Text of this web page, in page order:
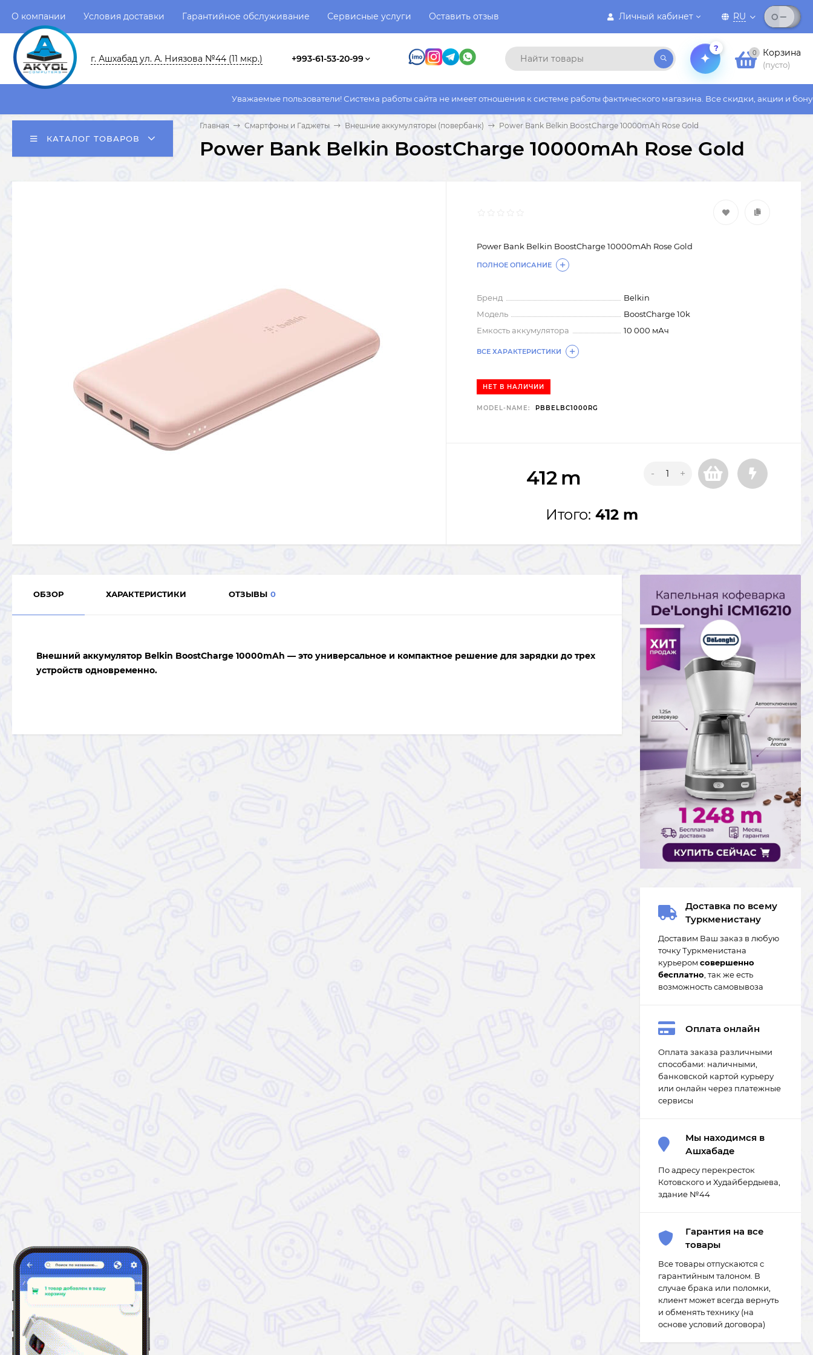
Личный кабинет RU
О компании Условия доставки Гарантийное обслуживание Сервисные услуги Оставить отзыв
г. Ашхабад ул. А. Ниязова №44 (11 мкр.) +993-61-53-20-99
?
0 Корзина
(пусто)
Уважаемые пользователи! Система работы сайта не имеет отношения к системе работы фактического магазина. Все скидки, акции и бонусы
КАТАЛОГ ТОВАРОВ
Главная Смартфоны и Гаджеты Внешние аккумуляторы (повербанк) Power Bank Belkin BoostCharge 10000mAh Rose Gold
Power Bank Belkin BoostCharge 10000mAh Rose Gold
Power Bank Belkin BoostCharge 10000mAh Rose Gold
ПОЛНОЕ ОПИСАНИЕ
Бренд
Belkin
Модель
BoostCharge 10k
Емкость аккумулятора
10 000 мАч
ВСЕ ХАРАКТЕРИСТИКИ
НЕТ В НАЛИЧИИ
MODEL-NAME: PBBELBC1000RG
412 m - +
Итого: 412 m
ОБЗОР ХАРАКТЕРИСТИКИ ОТЗЫВЫ 0
Внешний аккумулятор Belkin BoostCharge 10000mAh — это универсальное и компактное решение для зарядки до трех
устройств одновременно.
Доставка по всему
Туркменистану
Доставим Ваш заказ в любую
точку Туркменистана
курьером совершенно
бесплатно , так же есть
возможность самовывоза
Оплата онлайн
Оплата заказа различными
способами: наличными,
банковской картой курьеру
или онлайн через платежные
сервисы
Мы находимся в
Ашхабаде
По адресу перекресток
Котовского и Худайбердыева,
здание №44
Гарантия на все
товары
Все товары отпускаются с
гарантийным талоном. В
случае брака или поломки,
клиент может всегда вернуть
и обменять технику (на
основе условий договора)